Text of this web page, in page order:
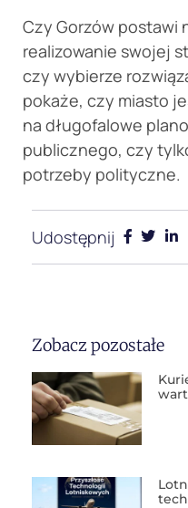
Czy Gorzów postawi
realizowanie swojej
czy wybierze
pokaże, czy miasto
na długofalowe
publicznego, czy
potrzeby polityczne.
Udostępnij
Zobacz pozostałe